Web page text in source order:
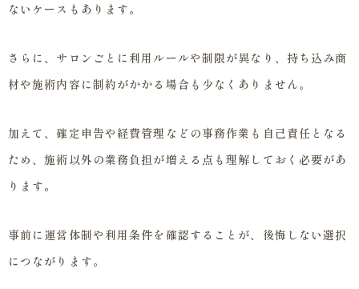
ないケースもあります。
さらに、サロンごとに利用ルールや制限が異なり、持ち込み商
材や施術内容に制約がかかる場合も少なくありません。
加えて、確定申告や経費管理などの事務作業も自己責任となる
ため、施術以外の業務負担が増える点も理解しておく必要があ
ります。
事前に運営体制や利用条件を確認することが、後悔しない選択
につながります。